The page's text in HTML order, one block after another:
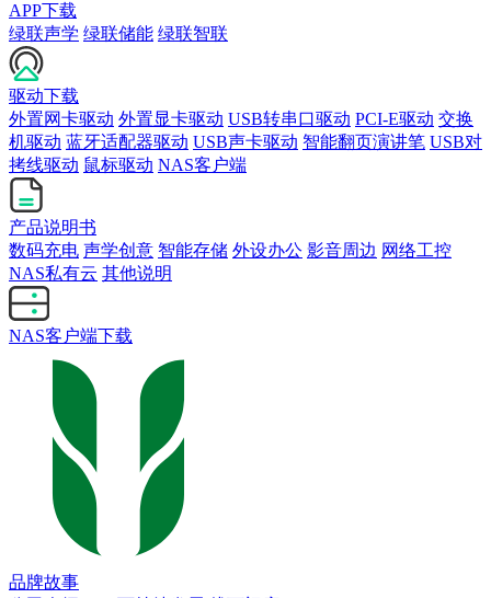
APP下载
绿联声学 绿联储能 绿联智联
驱动下载
外置网卡驱动 外置显卡驱动 USB转串口驱动 PCI-E驱动 交换
机驱动 蓝牙适配器驱动 USB声卡驱动 智能翻页演讲笔 USB对
拷线驱动 鼠标驱动 NAS客户端
产品说明书
数码充电 声学创意 智能存储 外设办公 影音周边 网络工控
NAS私有云 其他说明
NAS客户端下载
品牌故事